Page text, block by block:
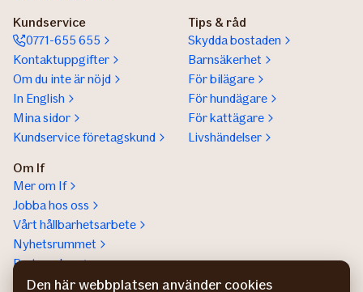
Kundservice
0771-655 655
Kontaktuppgifter
Om du inte är nöjd
In English
Mina sidor
Kundservice företagskund
Tips & råd
Skydda bostaden
Barnsäkerhet
För bilägare
För hundägare
För kattägare
Livshändelser
Om If
Mer om If
Jobba hos oss
Vårt hållbarhetsarbete
Nyhetsrummet
Partnerskap
Help a lot award
Den här webbplatsen använder cookies